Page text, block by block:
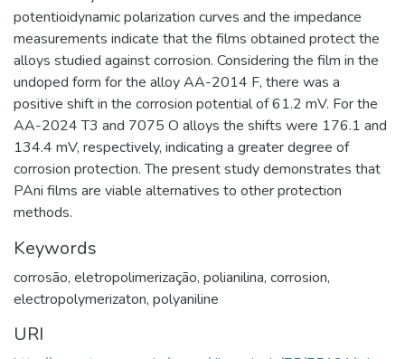
potentioidynamic polarization curves and the impedance
measurements indicate that the films obtained protect the
alloys studied against corrosion. Considering the film in the
undoped form for the alloy AA-2014 F, there was a
positive shift in the corrosion potential of 61.2 mV. For the
AA-2024 T3 and 7075 O alloys the shifts were 176.1 and
134.4 mV, respectively, indicating a greater degree of
corrosion protection. The present study demonstrates that
PAni films are viable alternatives to other protection
methods.
Keywords
corrosão, eletropolimerização, polianilina, corrosion,
electropolymerizaton, polyaniline
URI